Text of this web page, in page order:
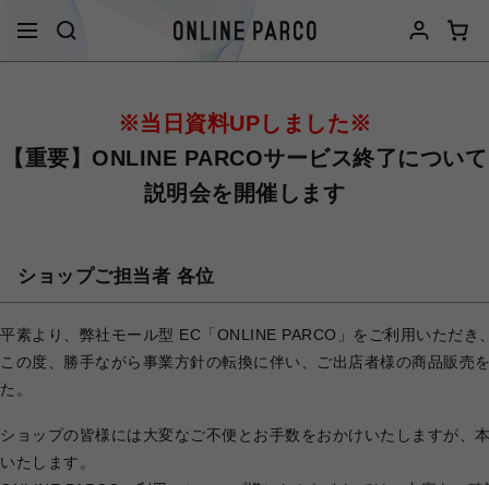
※当日資料UPしました※
【重要】ONLINE PARCOサービス終了について
説明会を開催します
ショップご担当者 各位
平素より、弊社モール型 EC「ONLINE PARCO」をご利用いただき
この度、勝手ながら事業方針の転換に伴い、ご出店者様の商品販売
た。
ショップの皆様には大変なご不便とお手数をおかけいたしますが、
いたします。